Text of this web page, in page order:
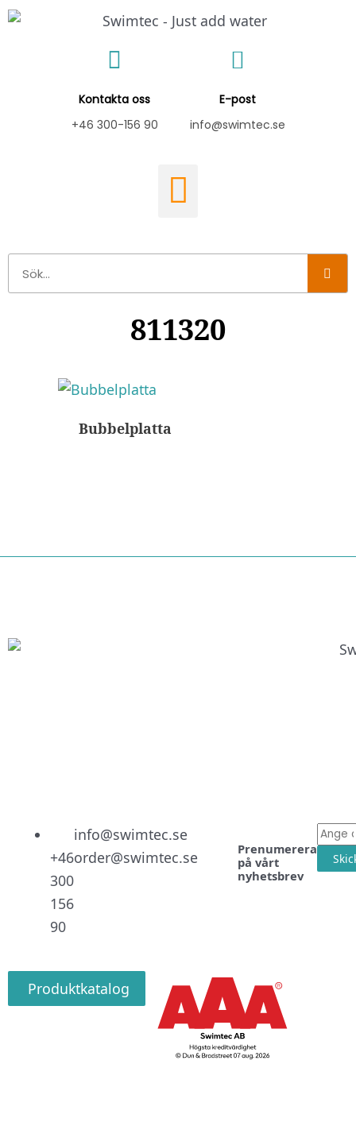
Hoppa
Kontakta oss
+46 300-156 90
E-post
info@swimtec.se
811320
Bubbelplatta
+46
300
156
90
info@swimtec.se
order@swimtec.se
Prenumerera
på vårt
nyhetsbrev
E-
post
Produktkatalog